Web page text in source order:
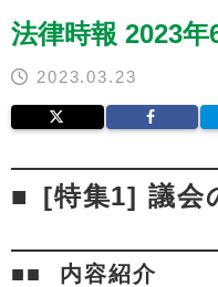
法律時報 2023
2023.03.23
[特集1] 議会
内容紹介